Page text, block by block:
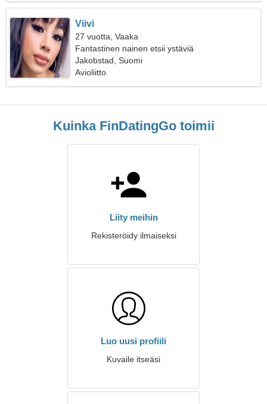
Viivi
27 vuotta, Vaaka
Fantastinen nainen etsii ystäviä
Jakobstad, Suomi
Avioliitto
Kuinka FinDatingGo toimii
Liity meihin
Rekisteröidy ilmaiseksi
Luo uusi profiili
Kuvaile itseäsi